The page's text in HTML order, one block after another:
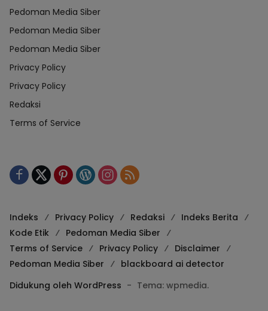
Pedoman Media Siber
Pedoman Media Siber
Pedoman Media Siber
Privacy Policy
Privacy Policy
Redaksi
Terms of Service
Indeks Privacy Policy Redaksi
Indeks Berita
Kode Etik
Pedoman Media Siber
Terms of Service
Privacy Policy
Disclaimer
Pedoman Media Siber
blackboard ai detector
Didukung oleh WordPress - Tema: wpmedia.